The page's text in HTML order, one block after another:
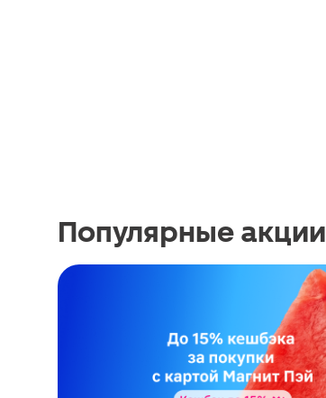
Популярные акции